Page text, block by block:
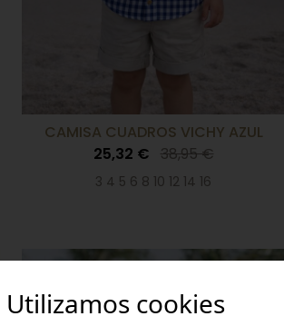
CAMISA CUADROS VICHY AZUL
25,32 € 38,95 €
3 4 5 6 8 10 12 14 16
Utilizamos cookies